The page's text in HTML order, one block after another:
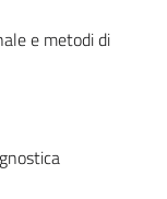
e metodi di